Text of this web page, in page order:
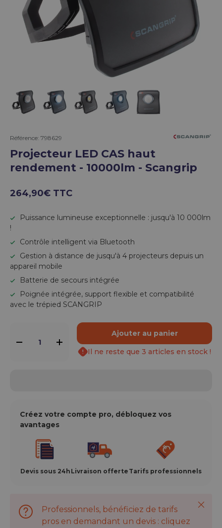
Référence: 798629
Projecteur LED CAS haut
rendement - 10000lm - Scangrip
264,90€ TTC
Puissance lumineuse exceptionnelle : jusqu'à 10 000lm
!
Contrôle intelligent via Bluetooth
Gestion à distance de jusqu'à 4 projecteurs depuis un
appareil mobile
Batterie de secours intégrée
Poignée intégrée, support flexible et compatibilité
avec le trépied SCANGRIP
- +
Ajouter au panier
Il ne reste que 3 articles en stock !
Créez votre compte pro, débloquez vos
avantages
Devis sous 24h Livraison offerte Tarifs professionnels
Professionnels, bénéficiez de tarifs
pros en demandant un devis : cliquez